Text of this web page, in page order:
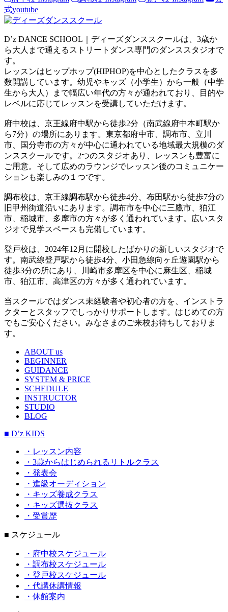
式youtube
D’z DANCE SCHOOL｜ディーズダンススクールは、3歳か
ら大人まで通えるストリートダンス専門のダンススタジオで
す。
レッスンはヒップホップ(HIPHOP)を中心としたクラスを多
数開講しています。幼児やキッズ（小学生）から一般（中学
生から大人）まで幅広い年代の方々が通われており、目的や
レベルに応じてレッスンを受講していただけます。
府中校は、京王線府中駅から徒歩2分（南武線府中本町駅か
ら7分）の場所にあります。東京都府中市、調布市、立川
市、国分寺市の方々が中心に通われている地域最大規模のダ
ンススクールです。2つのスタジオあり、レッスンも豊富に
ご用意。そして広めのラウンジでレッスン後のコミュニケー
ションも楽しみの１つです。
調布校は、京王線調布駅から徒歩4分、布田駅から徒歩7分の
旧甲州街道沿いにあります。調布市を中心に三鷹市、狛江
市、稲城市、多摩市の方々が多く通われています。広いスタ
ジオで見学スペースも完備しています。
登戸校は、2024年12月に開校したばかりの新しいスタジオで
す。南武線登戸駅から徒歩4分、小田急線向ヶ丘遊園駅から
徒歩3分の所にあり、川崎市多摩区を中心に麻生区、稲城
市、狛江市、高津区の方々が多く通われています。
当スクールではダンス未経験者や初心者の方を、インストラ
クターとスタッフでしっかりサポートします。はじめての方
でもご安心ください。みなさまのご来校お待ちしておりま
す。
ABOUT us
BEGINNER
GUIDANCE
SYSTEM & PRICE
SCHEDULE
INSTRUCTOR
STUDIO
BLOG
■ D’z KIDS
・レッスン内容
・3歳からはじめられるリトルクラス
・発表会
・進級オーディション
・キッズ養成クラス
・キッズ選抜クラス
・受賞歴
■ スケジュール
・府中校スケジュール
・調布校スケジュール
・登戸校スケジュール
・代講休講情報
・休館案内